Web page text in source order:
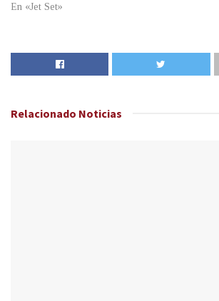
En «Jet Set»
Relacionado Noticias